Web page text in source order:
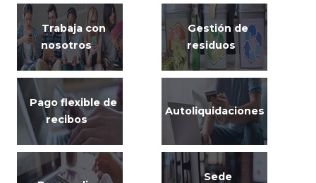
Trabaja con
nosotros
Gestión de
residuos
Pago flexible de
recibos
Autoliquidaciones
Sede